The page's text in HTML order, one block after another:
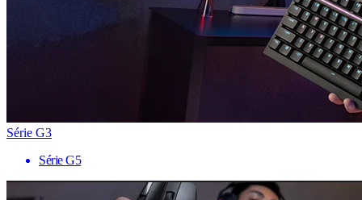
Série G3
Série G5